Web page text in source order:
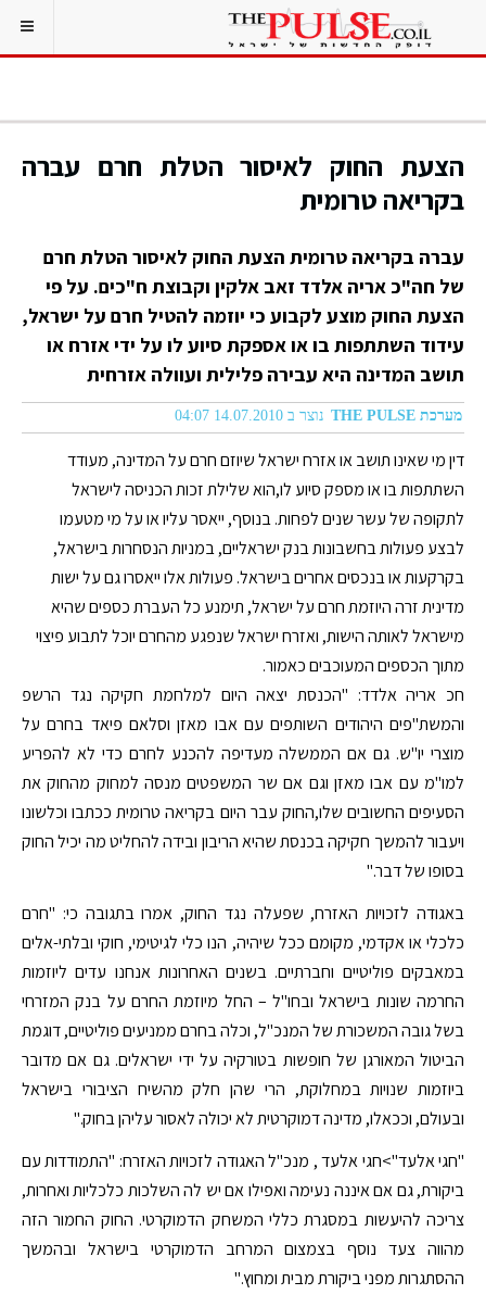
הצעת החוק לאיסור הטלת חרם עברה
בקריאה טרומית
עברה בקריאה טרומית הצעת החוק לאיסור הטלת חרם
של חה"כ אריה אלדד זאב אלקין וקבוצת ח"כים. על פי
הצעת החוק מוצע לקבוע כי יוזמה להטיל חרם על ישראל,
עידוד השתתפות בו או אספקת סיוע לו על ידי אזרח או
תושב המדינה היא עבירה פלילית ועוולה אזרחית
מערכת THE PULSE נוצר ב 14.07.2010 04:07
דין מי שאינו תושב או אזרח ישראל שיוזם חרם על המדינה, מעודד
השתתפות בו או מספק סיוע לו,הוא שלילת זכות הכניסה לישראל
לתקופה של עשר שנים לפחות. בנוסף, ייאסר עליו או על מי מטעמו
לבצע פעולות בחשבונות בנק ישראליים, במניות הנסחרות בישראל,
בקרקעות או בנכסים אחרים בישראל. פעולות אלו ייאסרו גם על ישות
מדינית זרה היוזמת חרם על ישראל, תימנע כל העברת כספים שהיא
מישראל לאותה הישות, ואזרח ישראל שנפגע מהחרם יוכל לתבוע פיצוי
מתוך הכספים המעוכבים כאמור.
חכ אריה אלדד: "הכנסת יצאה היום למלחמת חקיקה נגד הרשפ
והמשת"פים היהודים השותפים עם אבו מאזן וסלאם פיאד בחרם על
מוצרי יו"ש. גם אם הממשלה מעדיפה להכנע לחרם כדי לא להפריע
למו"מ עם אבו מאזן וגם אם שר המשפטים מנסה למחוק מהחוק את
הסעיפים החשובים שלו,החוק עבר היום בקריאה טרומית ככתבו וכלשונו
ויעבור להמשך חקיקה בכנסת שהיא הריבון ובידה להחליט מה יכיל החוק
בסופו של דבר."
באגודה לזכויות האזרח, שפעלה נגד החוק, אמרו בתגובה כי: "חרם
כלכלי או אקדמי, מקומם ככל שיהיה, הנו כלי לגיטימי, חוקי ובלתי-אלים
במאבקים פוליטיים וחברתיים. בשנים האחרונות אנחנו עדים ליוזמות
החרמה שונות בישראל ובחו"ל – החל מיוזמת החרם על בנק המזרחי
בשל גובה המשכורת של המנכ"ל, וכלה בחרם ממניעים פוליטיים, דוגמת
הביטול המאורגן של חופשות בטורקיה על ידי ישראלים. גם אם מדובר
ביוזמות שנויות במחלוקת, הרי שהן חלק מהשיח הציבורי בישראל
ובעולם, וככאלו, מדינה דמוקרטית לא יכולה לאסור עליהן בחוק."
"חגי אלעד">חגי אלעד , מנכ"ל האגודה לזכויות האזרח: "התמודדות עם
ביקורת, גם אם איננה נעימה ואפילו אם יש לה השלכות כלכליות ואחרות,
צריכה להיעשות במסגרת כללי המשחק הדמוקרטי. החוק החמור הזה
מהווה צעד נוסף בצמצום המרחב הדמוקרטי בישראל ובהמשך
ההסתגרות מפני ביקורת מבית ומחוץ."